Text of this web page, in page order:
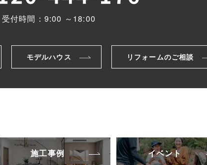
受付時間：9:00 ～18:00
モデルハウス リフォームのご相談
施工事例 イベント